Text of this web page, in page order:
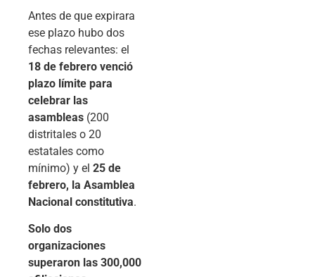
Antes de que expirara
ese plazo hubo dos
fechas relevantes: el
18 de febrero venció
plazo límite para
celebrar las
asambleas (200
distritales o 20
estatales como
mínimo) y el 25 de
febrero, la Asamblea
Nacional constitutiva.
Solo dos
organizaciones
superaron las 300,000